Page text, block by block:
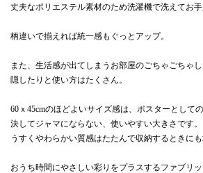
丈夫なポリエステル素材のため洗濯機で洗えてお手
柄違いで揃えれば統一感もぐっとアップ。
また、生活感が出てしまうお部屋のごちゃごちゃ
隠したりと使い方はたくさん。
60ｘ45cmのほどよいサイズ感は、ポスターとして
決してジャマにならない、使いやすい大きさです。
うすくやわらかい質感はたたんで収納するときに
おうち時間にやさしい彩りをプラスするファブリ